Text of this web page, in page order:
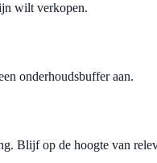
wilt verkopen.
onderhoudsbuffer aan.
Blijf op de hoogte van